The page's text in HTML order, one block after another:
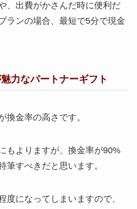
、出費がかさんだ時に便利だ
ランの場合、最短で5分で現金
力なパートナーギフト
換金率の高さです。
もよりますが、換金率が90%
筆すべきだと思います。
度になってしまいますので、